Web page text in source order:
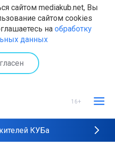
сайтом mediakub.net, Вы
сайтом cookies
на обработку
данных
16+
КУБа